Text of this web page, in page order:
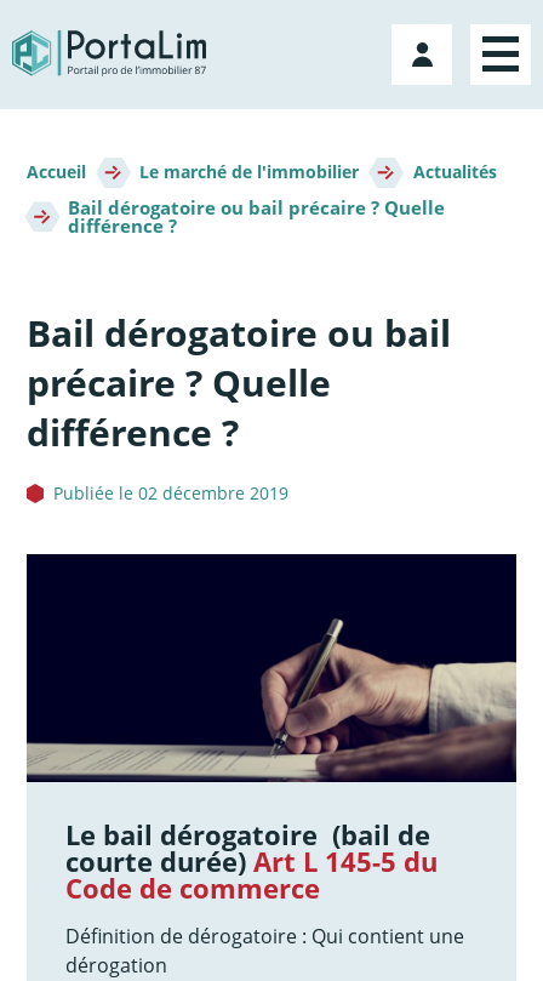
directement
au
contenu
Mon
compte
d'Ariane
Accueil Le marché de l'immobilier Actualités
Bail dérogatoire ou bail précaire ? Quelle
différence ?
Bail dérogatoire ou bail
précaire ? Quelle
différence ?
Publiée le 02 décembre 2019
Le bail dérogatoire (bail de
courte durée)Art L 145-5 du
Code de commerce
Définition de dérogatoire : Qui contient une
dérogation